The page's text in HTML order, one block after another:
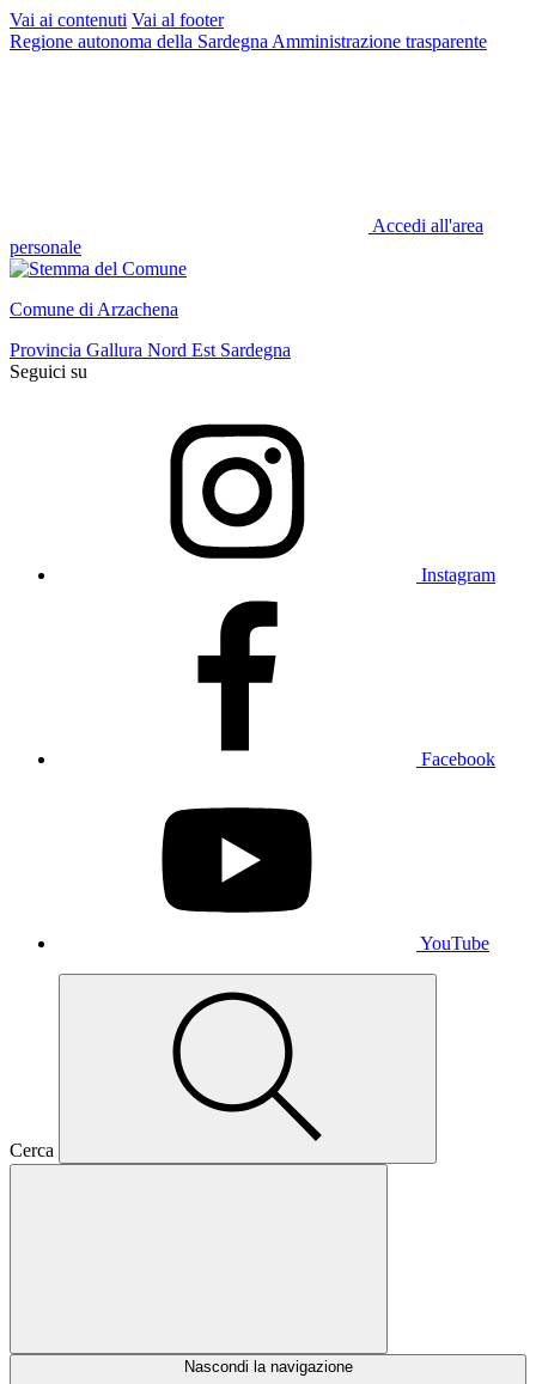
Vai ai contenuti Vai al footer
Regione autonoma della Sardegna Amministrazione trasparente
Accedi all'area
personale
Comune di Arzachena
Provincia Gallura Nord Est Sardegna
Seguici su
Instagram
Facebook
YouTube
Cerca
Nascondi la navigazione